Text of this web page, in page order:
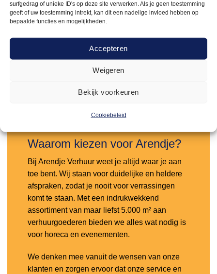
surfgedrag of unieke ID's op deze site verwerken. Als je geen toestemming
geeft of uw toestemming intrekt, kan dit een nadelige invloed hebben op
bepaalde functies en mogelijkheden.
Accepteren
Weigeren
Bekijk voorkeuren
Cookiebeleid
Spoelborstel nylon
Waarom kiezen voor Arendje?
Bij Arendje Verhuur weet je altijd waar je aan
toe bent. Wij staan voor duidelijke en heldere
afspraken, zodat je nooit voor verrassingen
komt te staan. Met een indrukwekkend
assortiment van maar liefst 5.000 m² aan
verhuurgoederen bieden we alles wat nodig is
voor horeca en evenementen.
We denken mee vanuit de wensen van onze
klanten en zorgen ervoor dat onze service en